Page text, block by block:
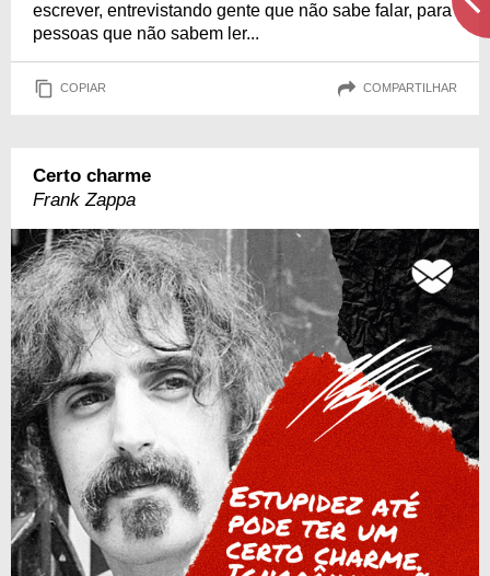
escrever, entrevistando gente que não sabe falar, para
pessoas que não sabem ler...
COPIAR COMPARTILHAR
Certo charme
Frank Zappa